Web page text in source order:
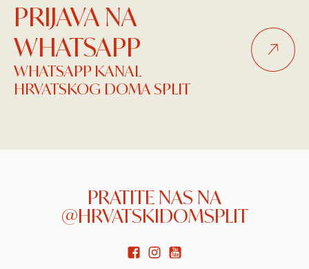
PRIJAVA NA
WHATSAPP
WHATSAPP KANAL
HRVATSKOG DOMA SPLIT
PRATITE NAS NA
@HRVATSKIDOMSPLIT